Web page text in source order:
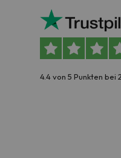
4.4 von 5 Punkten bei